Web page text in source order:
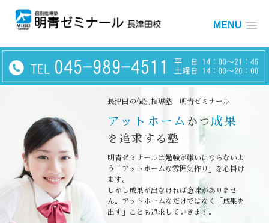
MENU
長津田の個別指導塾 明青ゼミナール
アットホーム かつ 成果
を追求する塾
明青ゼミナールは勉強が嫌いにならないよ
う「アットホームな雰囲気作り」を心掛け
ます。
しかし成果が出なければ意味がありませ
ん。アットホームなだけではなく「成果を
出す」ことも追求していきます。